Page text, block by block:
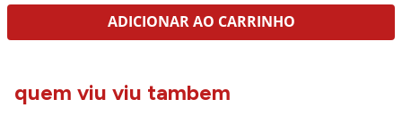
ADICIONAR AO CARRINHO
quem viu viu tambem